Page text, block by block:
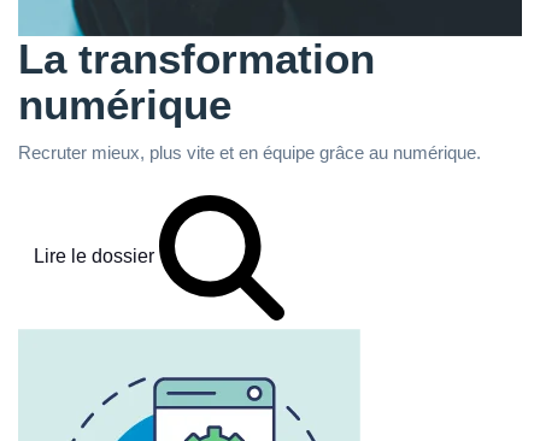
La transformation
numérique
Recruter mieux, plus vite et en équipe grâce au numérique.
Lire le dossier